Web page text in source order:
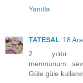
Yanıtla
TATESAL 18
2 yıldır
Güle güle